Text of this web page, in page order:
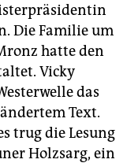
Die Familie um
hatte den
Vicky
das
Text.
trug die Lesung
Holzsarg, ein